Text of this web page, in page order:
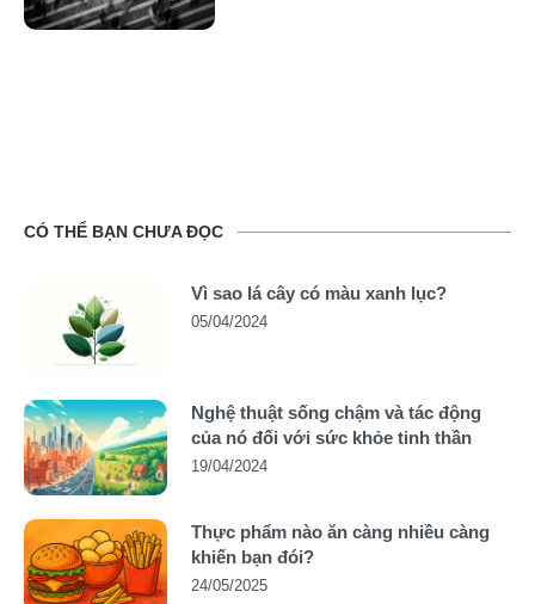
CÓ THỂ BẠN CHƯA ĐỌC
Vì sao lá cây có màu xanh lục?
05/04/2024
Nghệ thuật sống chậm và tác động
của nó đối với sức khỏe tinh thần
19/04/2024
Thực phẩm nào ăn càng nhiều càng
khiến bạn đói?
24/05/2025